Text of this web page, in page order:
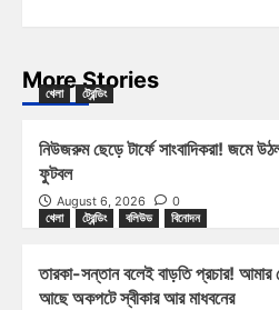
More Stories
খেলা ট্রেন্ডিং
নিউজরুম ছেড়ে টার্ফে সাংবাদিকরা! জমে
ফুটবল
August 6, 2026
0
খেলা
ট্রেন্ডিং বলিউড বিনোদন
তারকা-সন্তান বলেই বাড়তি প্রচার!
আছে অকপটে স্বীকার আর মাধবনের